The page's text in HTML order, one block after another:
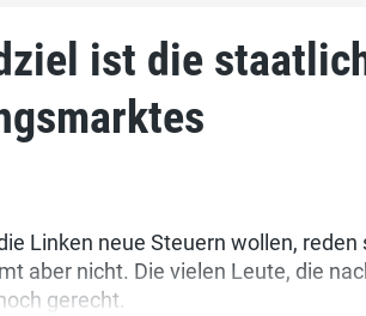
ist die
Linken neue Steuern wollen,
aber nicht. Die vielen Leute, die
gerecht.